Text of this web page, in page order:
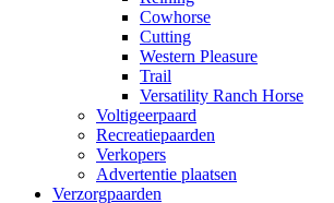
Cowhorse
Cutting
Western Pleasure
Trail
Versatility Ranch Horse
Voltigeerpaard
Recreatiepaarden
Verkopers
Advertentie plaatsen
Verzorgpaarden